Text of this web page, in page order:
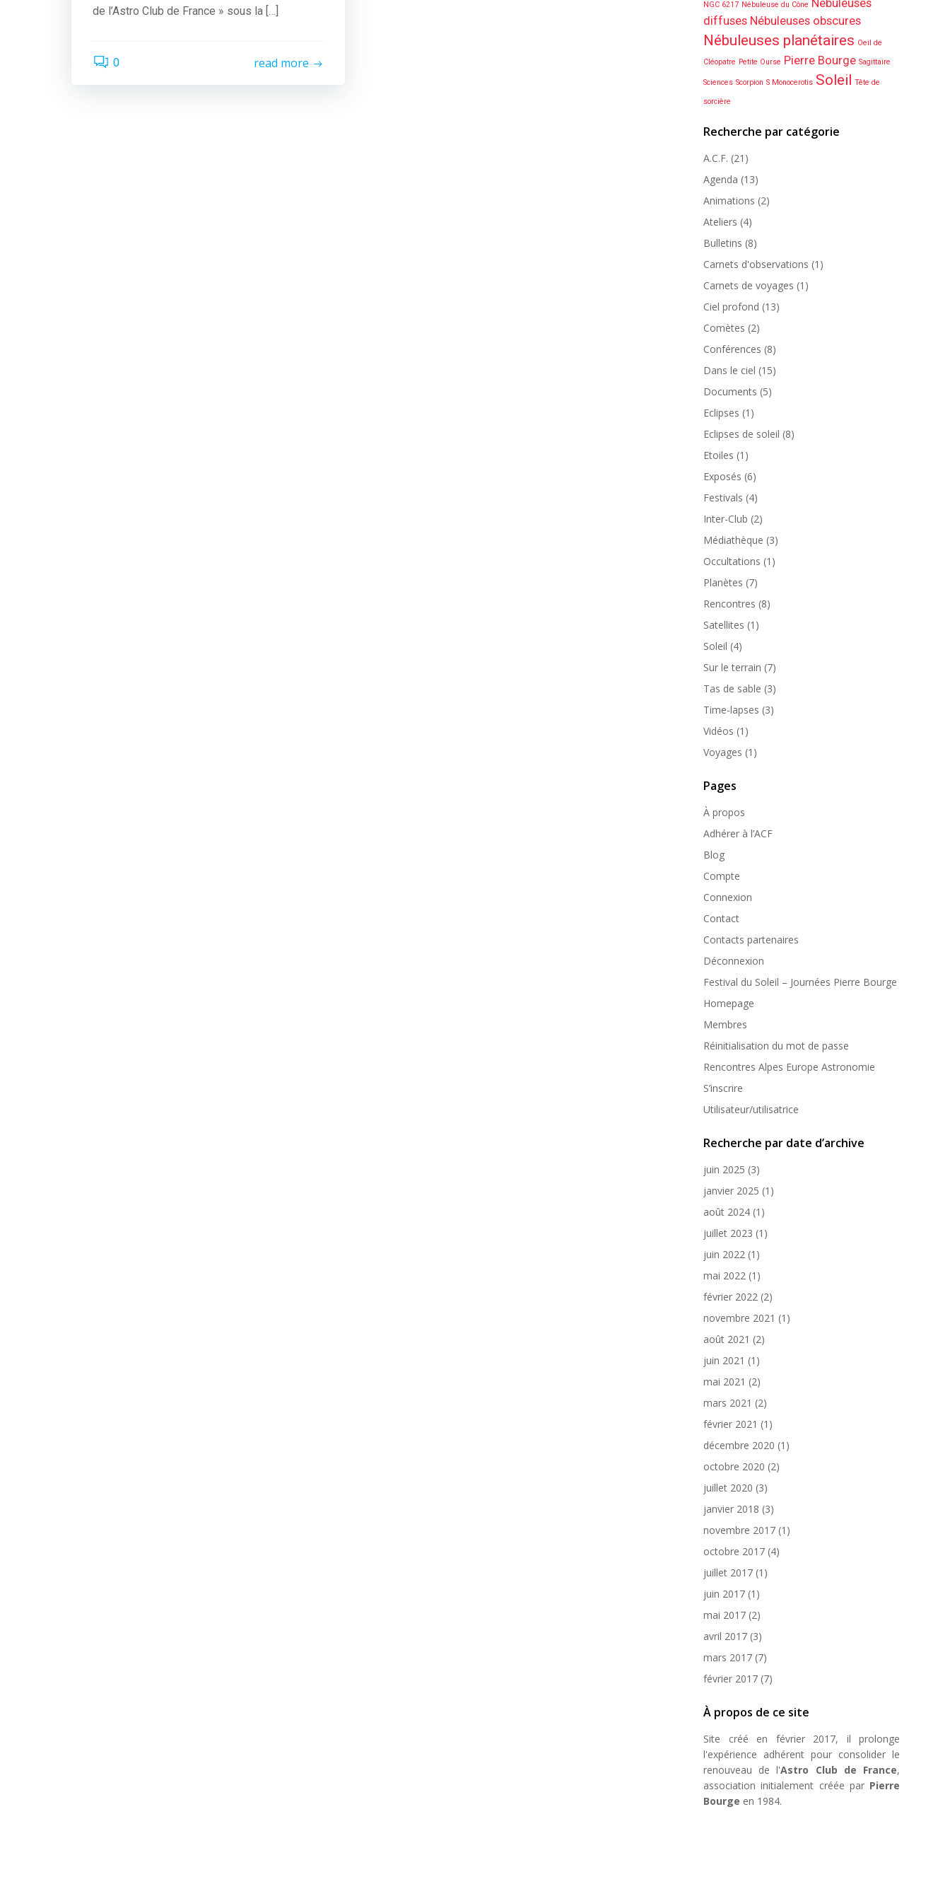
de l’Astro Club de France » sous la […]
0 read more
NGC 6217 Nébuleuse du Cône Nébuleuses
diffuses Nébuleuses obscures
Nébuleuses planétaires Oeil de
Cléopatre Petite Ourse Pierre Bourge Sagittaire
Sciences Scorpion S Monocerotis Soleil Tête de
sorcière
Recherche par catégorie
A.C.F. (21)
Agenda (13)
Animations (2)
Ateliers (4)
Bulletins (8)
Carnets d'observations (1)
Carnets de voyages (1)
Ciel profond (13)
Comètes (2)
Conférences (8)
Dans le ciel (15)
Documents (5)
Eclipses (1)
Eclipses de soleil (8)
Etoiles (1)
Exposés (6)
Festivals (4)
Inter-Club (2)
Médiathèque (3)
Occultations (1)
Planètes (7)
Rencontres (8)
Satellites (1)
Soleil (4)
Sur le terrain (7)
Tas de sable (3)
Time-lapses (3)
Vidéos (1)
Voyages (1)
Pages
À propos
Adhérer à l’ACF
Blog
Compte
Connexion
Contact
Contacts partenaires
Déconnexion
Festival du Soleil – Journées Pierre Bourge
Homepage
Membres
Réinitialisation du mot de passe
Rencontres Alpes Europe Astronomie
S’inscrire
Utilisateur/utilisatrice
Recherche par date d’archive
juin 2025 (3)
janvier 2025 (1)
août 2024 (1)
juillet 2023 (1)
juin 2022 (1)
mai 2022 (1)
février 2022 (2)
novembre 2021 (1)
août 2021 (2)
juin 2021 (1)
mai 2021 (2)
mars 2021 (2)
février 2021 (1)
décembre 2020 (1)
octobre 2020 (2)
juillet 2020 (3)
janvier 2018 (3)
novembre 2017 (1)
octobre 2017 (4)
juillet 2017 (1)
juin 2017 (1)
mai 2017 (2)
avril 2017 (3)
mars 2017 (7)
février 2017 (7)
À propos de ce site
Site créé en février 2017, il prolonge
l'expérience adhérent pour consolider le
renouveau de l'Astro Club de France,
association initialement créée par Pierre
Bourge en 1984.